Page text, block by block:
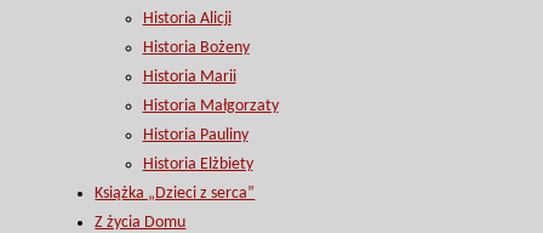
Historia Alicji
Historia Bożeny
Historia Marii
Historia Małgorzaty
Historia Pauliny
Historia Elżbiety
Książka „Dzieci z serca”
Z życia Domu